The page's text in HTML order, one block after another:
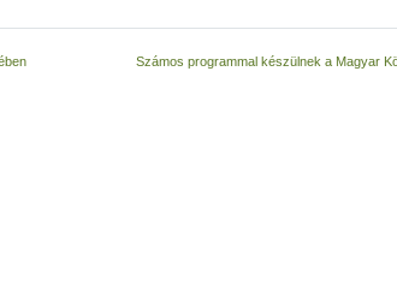
Számos programmal készülnek a Magyar